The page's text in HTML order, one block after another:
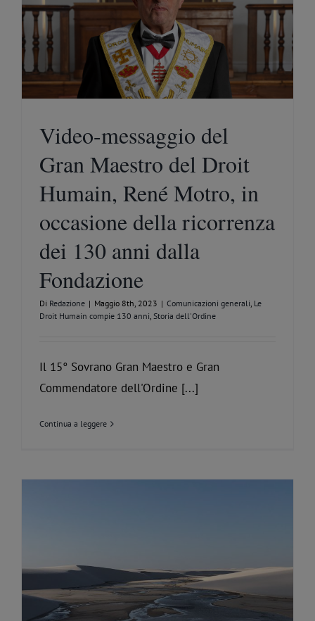
Video-messaggio del
Gran Maestro del Droit
Humain, René Motro, in
occasione della ricorrenza
dei 130 anni dalla
Fondazione
Di Redazione | Maggio 8th, 2023 | Comunicazioni generali, Le
Droit Humain compie 130 anni, Storia dell'Ordine
Il 15° Sovrano Gran Maestro e Gran
Commendatore dell'Ordine [...]
Continua a leggere